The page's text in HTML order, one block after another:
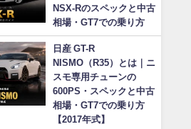
NSX-Rのスペックと中古
相場・GT7での乗り方
日産 GT-R
NISMO（R35）とは｜ニ
スモ専用チューンの
600PS・スペックと中古
相場・GT7での乗り方
【2017年式】